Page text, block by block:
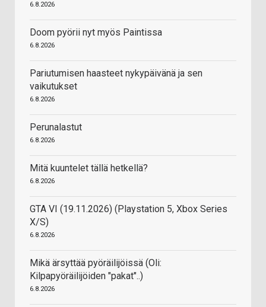
6.8.2026
Doom pyörii nyt myös Paintissa
6.8.2026
Pariutumisen haasteet nykypäivänä ja sen
vaikutukset
6.8.2026
Perunalastut
6.8.2026
Mitä kuuntelet tällä hetkellä?
6.8.2026
GTA VI (19.11.2026) (Playstation 5, Xbox Series
X/S)
6.8.2026
Mikä ärsyttää pyöräilijöissä (Oli:
Kilpapyöräilijöiden "pakat"..)
6.8.2026